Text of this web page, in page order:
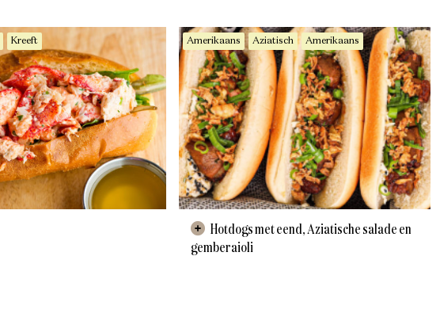
Kreeft Amerikaans Aziatisch Amerikaans
gemberaioli